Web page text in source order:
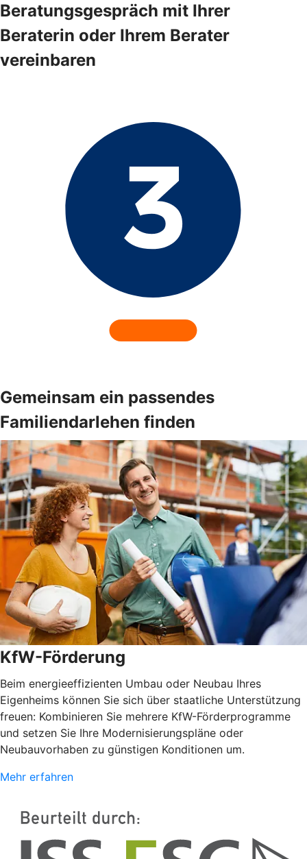
Beratungsgespräch mit Ihrer
Beraterin oder Ihrem Berater
vereinbaren
Gemeinsam ein passendes
Familiendarlehen finden
KfW-Förderung
Beim energieeffizienten Umbau oder Neubau Ihres
Eigenheims können Sie sich über staatliche Unterstützung
freuen: Kombinieren Sie mehrere KfW-Förderprogramme
und setzen Sie Ihre Modernisierungspläne oder
Neubauvorhaben zu günstigen Konditionen um.
Mehr erfahren